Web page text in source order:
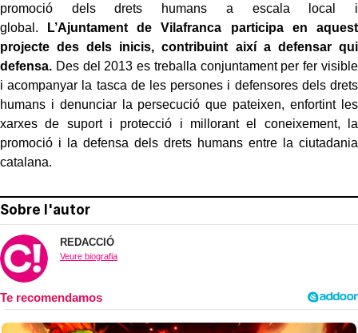
promoció dels drets humans a escala local i
global. L’Ajuntament de Vilafranca participa en aquest
projecte des dels inicis, contribuint així a defensar qui
defensa. Des del 2013 es treballa conjuntament per fer visible
i acompanyar la tasca de les persones i defensores dels drets
humans i denunciar la persecució que pateixen, enfortint les
xarxes de suport i protecció i millorant el coneixement, la
promoció i la defensa dels drets humans entre la ciutadania
catalana.
Sobre l'autor
REDACCIÓ
Veure biografia